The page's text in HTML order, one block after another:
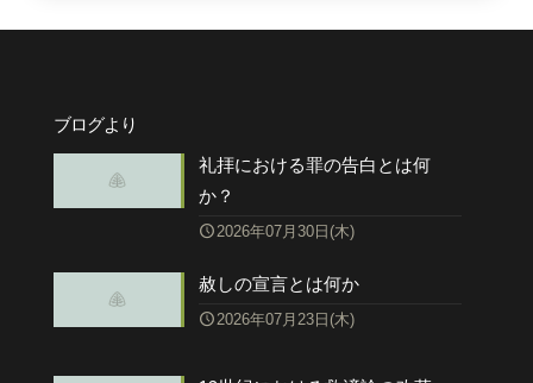
ブログより
礼拝における罪の告白とは何
か？
2026年07月30日(木)
赦しの宣言とは何か
2026年07月23日(木)